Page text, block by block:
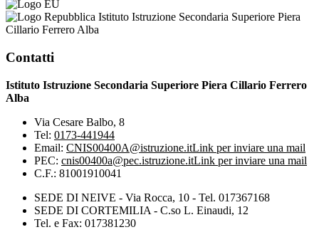
Istituto Istruzione Secondaria Superiore Piera
Cillario Ferrero Alba
Contatti
Istituto Istruzione Secondaria Superiore Piera Cillario Ferrero
Alba
Via Cesare Balbo, 8
Tel: 0173-441944
Email: CNIS00400A@istruzione.itLink per inviare una mail
PEC: cnis00400a@pec.istruzione.itLink per inviare una mail
C.F.: 81001910041
SEDE DI NEIVE - Via Rocca, 10 - Tel. 017367168
SEDE DI CORTEMILIA - C.so L. Einaudi, 12
Tel. e Fax: 017381230